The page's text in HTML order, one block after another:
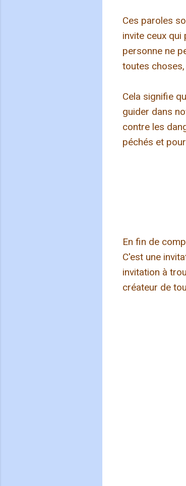
Ces paroles
invite ceux qui
personne ne
toutes
Cela signifie
guider dans
contre les
péchés et
En fin de
C'est une
invitation à
créateur de